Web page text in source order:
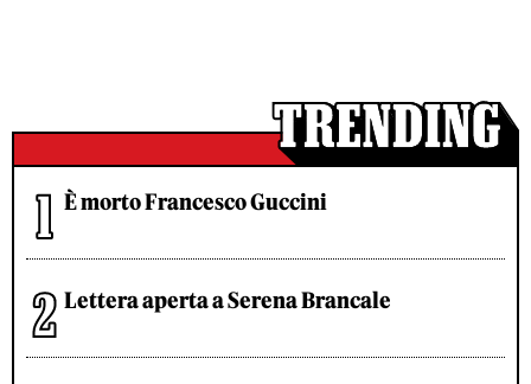
È morto Francesco Guccini
Lettera aperta a Serena Brancale